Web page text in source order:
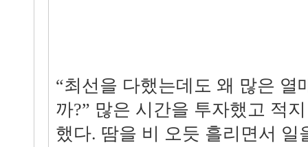
“최선을 다했는데도 왜 많은 열
까?” 많은 시간을 투자했고 적
했다. 땀을 비 오듯 흘리면서 일